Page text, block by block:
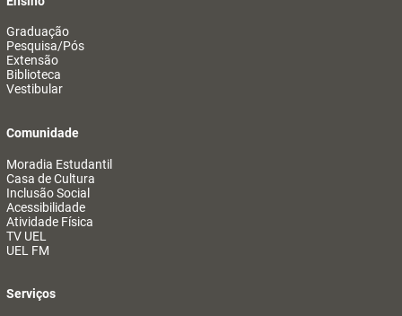
Graduação
Pesquisa/Pós
Extensão
Biblioteca
Vestibular
Comunidade
Moradia Estudantil
Casa de Cultura
Inclusão Social
Acessibilidade
Atividade Física
TV UEL
UEL FM
Serviços